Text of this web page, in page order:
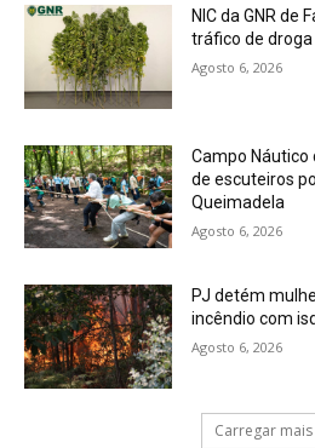
NIC da GNR de
tráfico de
Agosto 6, 2026
Campo Náutico
de escuteiros
Queimadela
Agosto 6, 2026
PJ detém
incêndio com
Agosto 6, 2026
Carregar mais